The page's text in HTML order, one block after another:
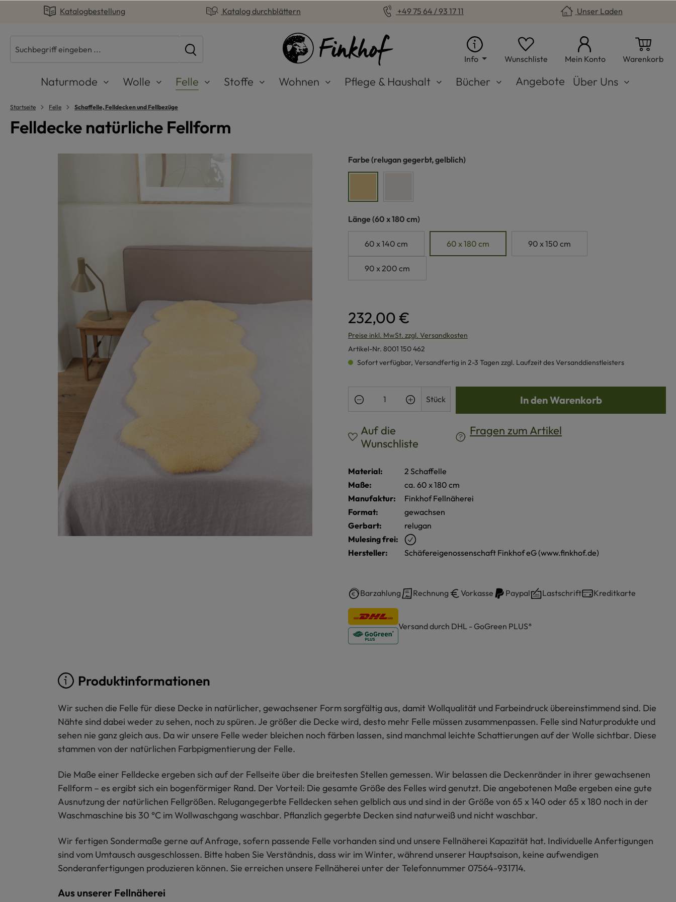
Zur Hauptnavigation springen
Katalogbestellung Katalog durchblättern +49 75 64 / 93 17 11 Unser Laden
Info Wunschliste Du hast 0 Produkte auf dem
Mein Konto Warenkorb
Naturmode Wolle Felle Stoffe Wohnen Pflege & Haushalt Bücher Angebote Über Uns
Startseite Felle Schaffelle, Felldecken und Fellbezüge
Felldecke natürliche Fellform
Farbe auswählen
(relugan gegerbt, gelblich)
Länge auswählen
(60 x 180 cm)
60 x 140 cm 60 x 180 cm 90 x 150 cm
90 x 200 cm
232,00 €
Preise inkl. MwSt. zzgl. Versandkosten
Artikel-Nr. 8001 150 462
Sofort verfügbar, Versandfertig in 2-3 Tagen zzgl. Laufzeit des Versanddienstleisters
Produkt Anzahl: Gib den gewünschten Wert ein oder
Stück In den Warenkorb
Auf die
Wunschliste
Fragen zum Artikel
Material:
2 Schaffelle
Maße:
ca. 60 x 180 cm
Manufaktur:
Finkhof Fellnäherei
Format:
gewachsen
Gerbart:
relugan
Mulesing frei:
Hersteller:
Schäfereigenossenschaft Finkhof eG (www.finkhof.de)
Barzahlung Rechnung Vorkasse Paypal Lastschrift Kreditkarte
Versand durch DHL - GoGreen PLUS*
Produktinformationen
Wir suchen die Felle für diese Decke in natürlicher, gewachsener Form sorgfältig aus, damit Wollqualität und Farbeindruck übereinstimmend sind. Die
Nähte sind dabei weder zu sehen, noch zu spüren. Je größer die Decke wird, desto mehr Felle müssen zusammenpassen. Felle sind Naturprodukte und
sehen nie ganz gleich aus. Da wir unsere Felle weder bleichen noch färben lassen, sind manchmal leichte Schattierungen auf der Wolle sichtbar. Diese
stammen von der natürlichen Farbpigmentierung der Felle.
Die Maße einer Felldecke ergeben sich auf der Fellseite über die breitesten Stellen gemessen. Wir belassen die Deckenränder in ihrer gewachsenen
Fellform – es ergibt sich ein bogenförmiger Rand. Der Vorteil: Die gesamte Größe des Felles wird genutzt. Die angebotenen Maße ergeben eine gute
Ausnutzung der natürlichen Fellgrößen. Relugangegerbte Felldecken sehen gelblich aus und sind in der Größe von 65 x 140 oder 65 x 180 noch in der
Waschmaschine bis 30 °C im Wollwaschgang waschbar. Pflanzlich gegerbte Decken sind naturweiß und nicht waschbar.
Wir fertigen Sondermaße gerne auf Anfrage, sofern passende Felle vorhanden sind und unsere Fellnäherei Kapazität hat. Individuelle Anfertigungen
sind vom Umtausch ausgeschlossen. Bitte haben Sie Verständnis, dass wir im Winter, während unserer Hauptsaison, keine aufwendigen
Sonderanfertigungen produzieren können. Sie erreichen unsere Fellnäherei unter der Telefonnummer 07564-931714.
Aus unserer Fellnäherei